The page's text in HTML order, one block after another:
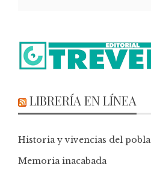
LIBRERÍA EN LÍNEA
Historia y vivencias del
Memoria inacabada